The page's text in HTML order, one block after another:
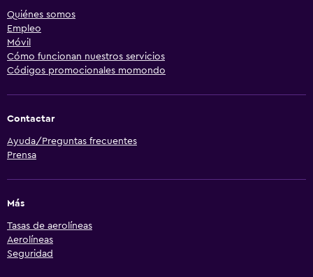
Quiénes somos
Empleo
Móvil
Cómo funcionan nuestros servicios
Códigos promocionales momondo
Contactar
Ayuda/Preguntas frecuentes
Prensa
Más
Tasas de aerolíneas
Aerolíneas
Seguridad